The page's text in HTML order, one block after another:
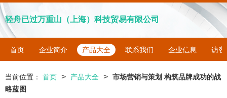
轻舟已过万重山（上海）科技贸易有限公司
首页 企业简介 产品大全 联系我们 企业信息 访客
当前位置： 首页 > 产品大全 > 市场营销与策划 构筑品牌成功的战
略蓝图